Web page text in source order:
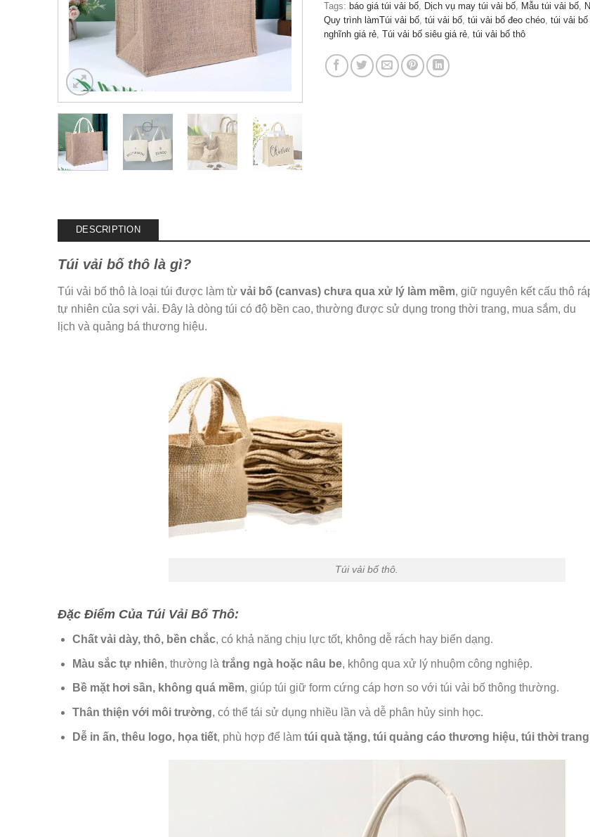
Tags: báo giá túi vải bố, Dịch vụ may túi vải bố, Mẫu túi vải bố,
Quy trình làmTúi vải bố,túi vải bố,túi vải bố đeo chéo,túi vải bố
nghĩnh giá rẻ,Túi vải bố siêu giá rẻ,túi vải bố thô
DESCRIPTION
Túi vải bố thô là gì?
Túi vải bố thô là loại túi được làm từ vải bố (canvas) chưa qua xử lý làm mềm, giữ nguyên kết cấu thô
tự nhiên của sợi vải. Đây là dòng túi có độ bền cao, thường được sử dụng trong thời trang, mua sắm, du
lịch và quảng bá thương hiệu.
Túi vải bố thô.
Đặc Điểm Của Túi Vải Bố Thô:
Chất vải dày, thô, bền chắc, có khả năng chịu lực tốt, không dễ rách hay biến dạng.
Màu sắc tự nhiên, thường là trắng ngà hoặc nâu be, không qua xử lý nhuộm công nghiệp.
Bề mặt hơi sần, không quá mềm, giúp túi giữ form cứng cáp hơn so với túi vải bố thông thường.
Thân thiện với môi trường, có thể tái sử dụng nhiều lần và dễ phân hủy sinh học.
Dễ in ấn, thêu logo, họa tiết, phù hợp để làm túi quà tặng, túi quảng cáo thương hiệu, túi thời